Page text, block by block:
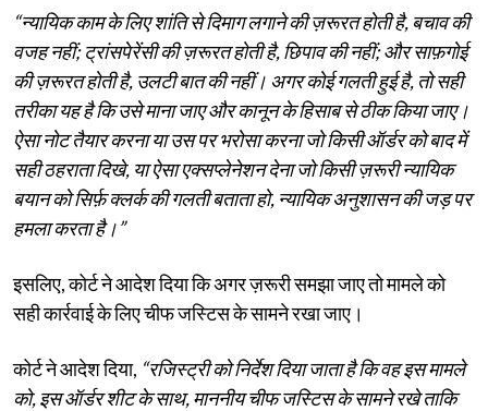
“न्यायिक काम के लिए शांति से दिमाग लगाने की ज़रूरत होती है, बचाव की
वजह नहीं; ट्रांसपेरेंसी की ज़रूरत होती है, छिपाव की नहीं; और साफ़गोई
की ज़रूरत होती है, उलटी बात की नहीं। अगर कोई गलती हुई है, तो सही
तरीका यह है कि उसे माना जाए और कानून के हिसाब से ठीक किया जाए।
ऐसा नोट तैयार करना या उस पर भरोसा करना जो किसी ऑर्डर को बाद में
सही ठहराता दिखे, या ऐसा एक्सप्लेनेशन देना जो किसी ज़रूरी न्यायिक
बयान को सिर्फ़ क्लर्क की गलती बताता हो, न्यायिक अनुशासन की जड़ पर
हमला करता है।”
इसलिए, कोर्ट ने आदेश दिया कि अगर ज़रूरी समझा जाए तो मामले को
सही कार्रवाई के लिए चीफ जस्टिस के सामने रखा जाए।
कोर्ट ने आदेश दिया, “रजिस्ट्री को निर्देश दिया जाता है कि वह इस मामले
को, इस ऑर्डर शीट के साथ, माननीय चीफ जस्टिस के सामने रखे ताकि